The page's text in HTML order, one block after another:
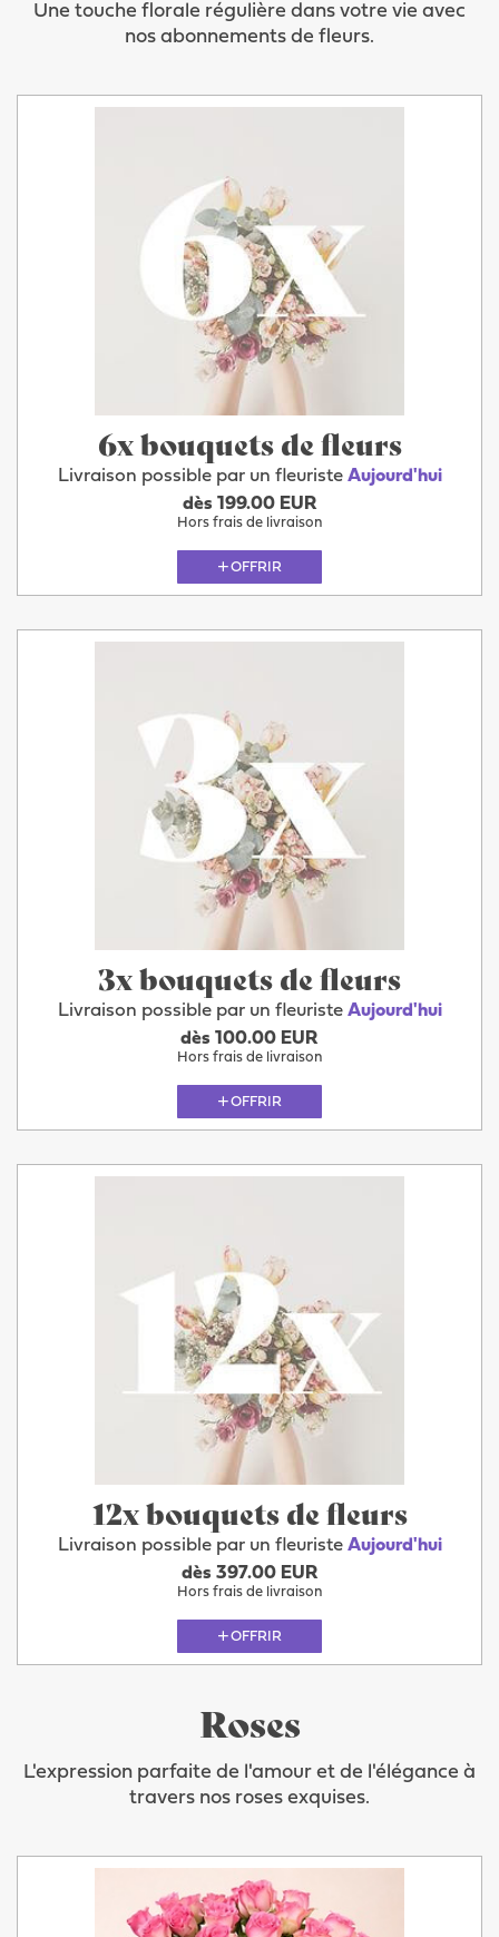
Une touche florale régulière dans votre vie avec
nos abonnements de fleurs.
6x bouquets de fleurs
Livraison possible par un fleuriste Aujourd'hui
dès 199.00 EUR
Hors frais de livraison
OFFRIR
3x bouquets de fleurs
Livraison possible par un fleuriste Aujourd'hui
dès 100.00 EUR
Hors frais de livraison
OFFRIR
12x bouquets de fleurs
Livraison possible par un fleuriste Aujourd'hui
dès 397.00 EUR
Hors frais de livraison
OFFRIR
Roses
L'expression parfaite de l'amour et de l'élégance à
travers nos roses exquises.